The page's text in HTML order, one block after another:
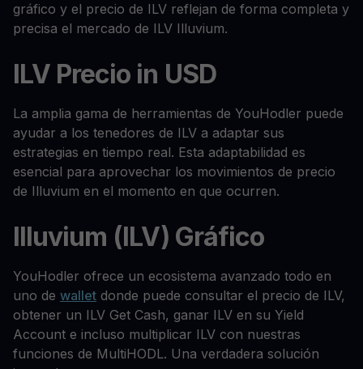
gráfico y el precio de ILV reflejan de forma completa y
precisa el mercado de ILV Illuvium.
ILV Precio in USD
La amplia gama de herramientas de YouHodler puede
ayudar a los tenedores de ILV a adaptar sus
estrategias en tiempo real. Esta adaptabilidad es
esencial para aprovechar los movimientos de precio
de Illuvium en el momento en que ocurren.
Illuvium (ILV) Gráfico
YouHodler ofrece un ecosistema avanzado todo en
uno de wallet donde puede consultar el precio de ILV,
obtener un ILV Get Cash, ganar ILV en su Yield
Account e incluso multiplicar ILV con nuestras
funciones de MultiHODL. Una verdadera solución